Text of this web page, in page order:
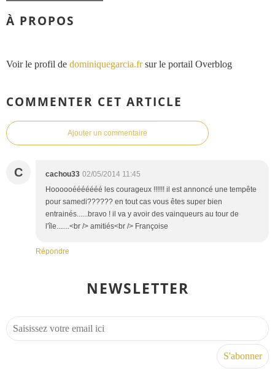
À PROPOS
Voir le profil de dominiquegarcia.frsur le portail Overblog
COMMENTER CET ARTICLE
Ajouter un commentaire
C cachou33 02/05/2014 11:45
Hoooooééééééé les courageux !!!!!! il est annoncé une tempête
pour samedi?????? en tout cas vous êtes super bien
entrainés......bravo ! il va y avoir des vainqueurs au tour de
l'île.......<br /> amitiés<br /> Françoise
Répondre
NEWSLETTER